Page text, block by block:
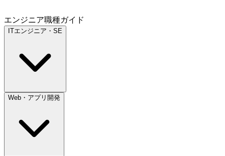
エンジニア職種ガイド
ITエンジニア・SE
Web・アプリ開発